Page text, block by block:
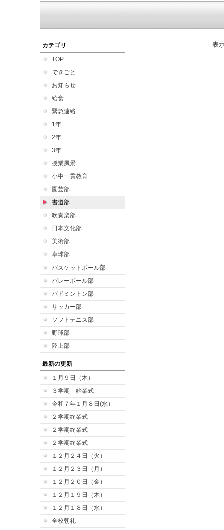
カテゴリ
TOP
できごと
お知らせ
給食
緊急連絡
1年
2年
3年
授業風景
小中一貫教育
園芸部
書道部
吹奏楽部
日本文化部
美術部
卓球部
バスケットボール部
バレーボール部
バドミントン部
サッカー部
ソフトテニス部
野球部
陸上部
最新の更新
１月９日（木）
３学期 始業式
令和７年１月８日(水）
２学期終業式
２学期終業式
２学期終業式
１２月２４日（火）
１２月２３日（月）
１２月２０日（金）
１２月１９日（木）
１２月１８日（水）
全校朝礼
表